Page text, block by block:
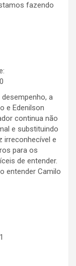
fazendo
a
e Edenilson
continua não
e substituindo
irreconhecível e
para os
de entender.
entender Camilo